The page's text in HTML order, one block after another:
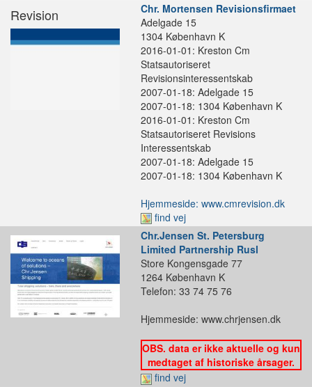
Revision
Chr. Mortensen Revisionsfirmaet
Adelgade 15
1304 København K
2016-01-01: Kreston Cm
Statsautoriseret
Revisionsinteressentskab
2007-01-18: Adelgade 15
2007-01-18: 1304 København K
2016-01-01: Kreston Cm
Statsautoriseret Revisions
Interessentskab
2007-01-18: Adelgade 15
2007-01-18: 1304 København K
Hjemmeside: www.cmrevision.dk
find vej
Chr.Jensen St. Petersburg
Limited Partnership Rusl
Store Kongensgade 77
1264 København K
Telefon: 33 74 75 76
Hjemmeside: www.chrjensen.dk
OBS. data er ikke aktuelle og kun
medtaget af historiske årsager.
find vej